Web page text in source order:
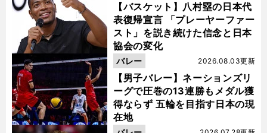
【バスケット】八村塁の日本代
表復帰宣言 「プレーヤーファー
スト」を説き続けた信念と日本
協会の変化
【男子バレー】ネーションズリ
ーグで圧巻の13連勝もメダル獲
得ならず 五輪を目指す日本の現
在地
2026.08.03更新
バレー